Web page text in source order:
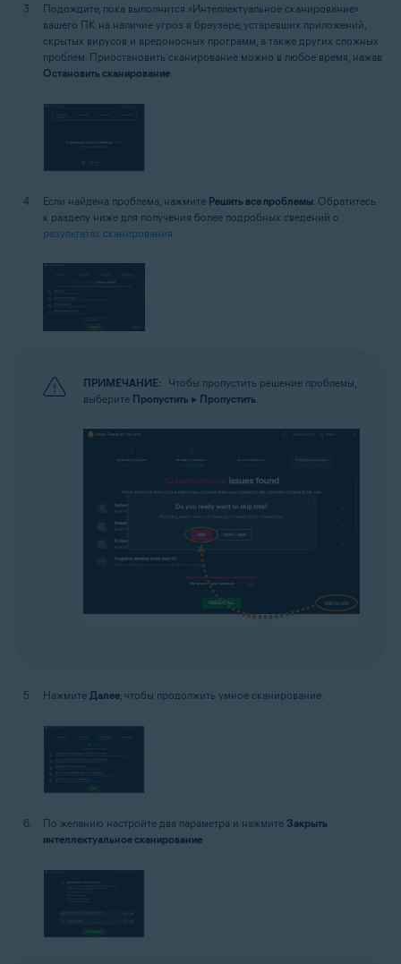
Подождите, пока выполнится «Интеллектуальное сканирование»
вашего ПК на наличие угроз в браузере, устаревших приложений,
скрытых вирусов и вредоносных программ, а также других сложных
проблем. Приостановить сканирование можно в любое время, нажав
Остановить сканирование.
Если найдена проблема, нажмите Решить все проблемы. Обратитесь
к разделу ниже для получения более подробных сведений о
результатах сканирования.
ПРИМЕЧАНИЕ:
Чтобы пропустить решение проблемы,
выберите Пропустить ▸ Пропустить.
Нажмите Далее , чтобы продолжить умное сканирование.
По желанию настройте два параметра и нажмите Закрыть
интеллектуальное сканирование